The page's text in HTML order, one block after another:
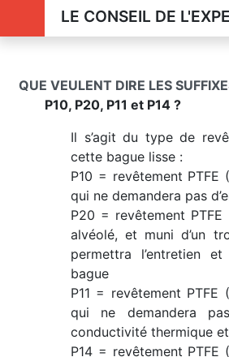
LE CONSEIL DE
QUE VEULENT DIRE LES
P10, P20, P11 et P14 ?
Il s’agit du type de
cette bague lisse :
P10 = revêtement PTFE
qui ne demandera pas
P20 = revêtement
alvéolé, et muni d’un
permettra l’entretien
bague
P11 = revêtement PTFE
qui ne demandera
conductivité thermique
P14 = revêtement PTFE